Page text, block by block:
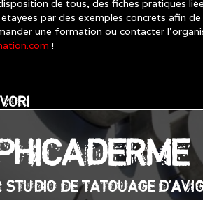
de tous, des fiches pratiques
par des exemples concrets afin
une formation ou contacter
!
STUDIO DE TATOUAGE